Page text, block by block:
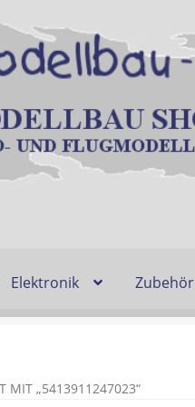
Elektronik Zubehör
Lieferzeit & Verfügbarkeit
MIT „5413911247023“